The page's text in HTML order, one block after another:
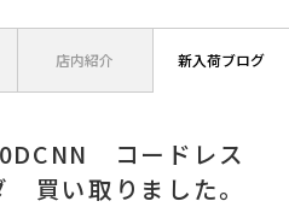
店内紹介 新入荷ブログ
コードレス
買い取りました。